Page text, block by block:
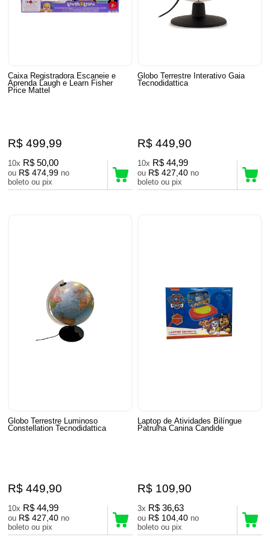
Caixa Registradora Escaneie e
Aprenda Laugh e Learn Fisher
Price Mattel
R$ 499,99
10x R$ 50,00
ou R$ 474,99 no
boleto ou pix
Globo Terrestre Interativo Gaia
Tecnodidattica
R$ 449,90
10x R$ 44,99
ou R$ 427,40 no
boleto ou pix
Globo Terrestre Luminoso
Constellation Tecnodidattica
R$ 449,90
10x R$ 44,99
ou R$ 427,40 no
boleto ou pix
Laptop de Atividades Bilíngue
Patrulha Canina Candide
R$ 109,90
3x R$ 36,63
ou R$ 104,40 no
boleto ou pix